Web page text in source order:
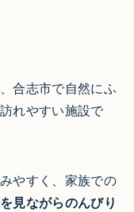
合志市で自然にふ
れやすい施設で
やすく、家族での
見ながらのんびり